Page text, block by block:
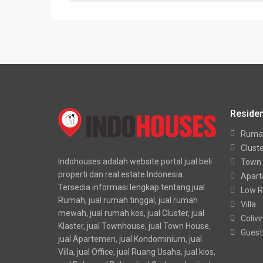
Indohouses adalah website portal jual beli
properti dan real estate Indonesia.
Tersedia informasi lengkap tentang jual
Rumah, jual rumah tinggal, jual rumah
mewah, jual rumah kos, jual Cluster, jual
Klaster, jual Townhouse, jual Town House,
jual Apartemen, jual Kondominium, jual
Villa, jual Office, jual Ruang Usaha, jual kios,
Town
Low
Villa